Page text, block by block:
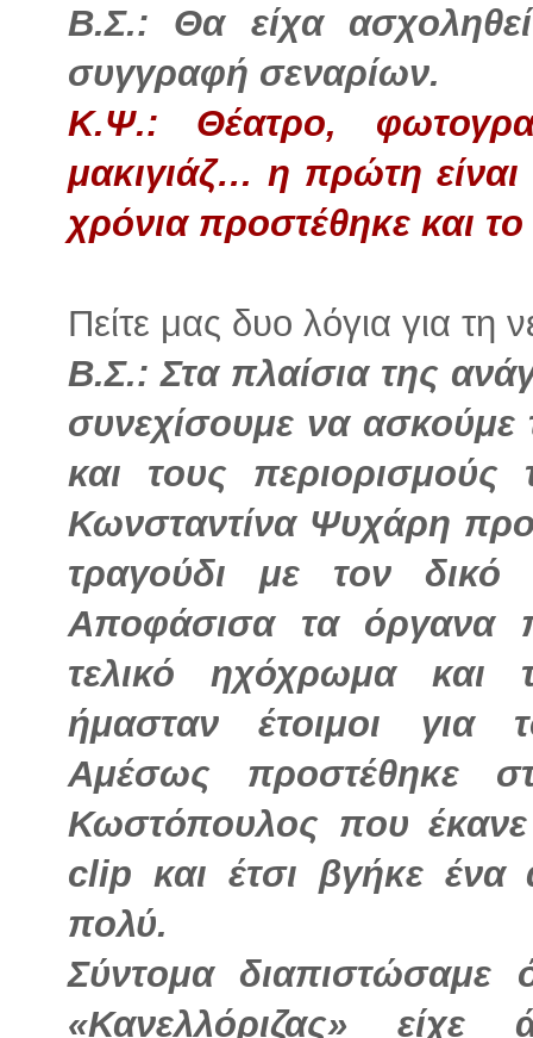
Β.Σ.: Θα είχα
συγγραφή σεναρίων.
Κ.Ψ.: Θέατρο,
μακιγιάζ… η πρώτη είναι
χρόνια προστέθηκε και το
Πείτε μας δυο λόγια για τη
Β.Σ.: Στα πλαίσια της
συνεχίσουμε να ασκούμε
και τους
Κωνσταντίνα Ψυχάρη
τραγούδι με τον δικό
Αποφάσισα τα όργανα
τελικό ηχόχρωμα και
ήμασταν έτοιμοι για
Αμέσως προστέθηκε
Κωστόπουλος που
clip και έτσι βγήκε
πολύ.
Σύντομα
«Κανελλόριζας»